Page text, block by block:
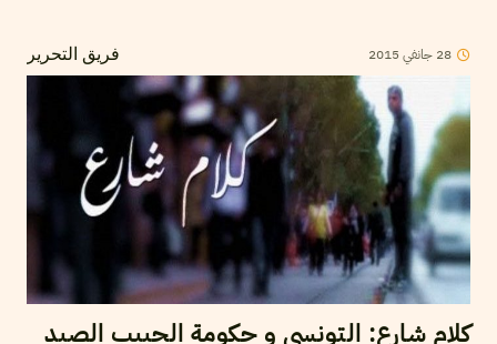
فريق التحرير 28 جانفي 2015
كلام شارع: التونسي و حكومة الحبيب الصيد